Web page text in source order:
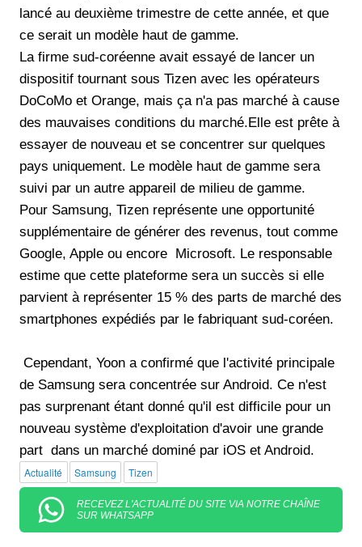
lancé au deuxième trimestre de cette année, et que
ce serait un modèle haut de gamme.
La firme sud-coréenne avait essayé de lancer un
dispositif tournant sous Tizen avec les opérateurs
DoCoMo et Orange, mais ça n'a pas marché à cause
des mauvaises conditions du marché.Elle est prête à
essayer de nouveau et se concentrer sur quelques
pays uniquement. Le modèle haut de gamme sera
suivi par un autre appareil de milieu de gamme.
Pour Samsung, Tizen représente une opportunité
supplémentaire de générer des revenus, tout comme
Google, Apple ou encore Microsoft. Le responsable
estime que cette plateforme sera un succès si elle
parvient à représenter 15 % des parts de marché des
smartphones expédiés par le fabriquant sud-coréen.
Cependant, Yoon a confirmé que l'activité principale
de Samsung sera concentrée sur Android. Ce n'est
pas surprenant étant donné qu'il est difficile pour un
nouveau système d'exploitation d'avoir une grande
part dans un marché dominé par iOS et Android.
Actualité Samsung Tizen
RECEVEZ L'ACTUALITÉ DU SITE VIA NOTRE CHAÎNE
SUR WHATSAPP